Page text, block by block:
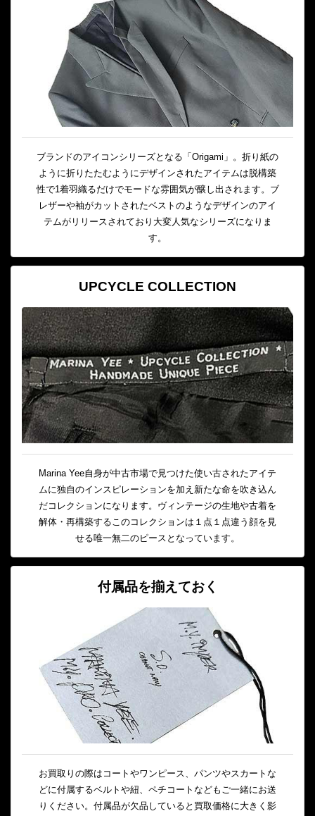
ブランドのアイコンシリーズとなる「Origami」。折り紙の
ように折りたたむようにデザインされたアイテムは脱構築
性で1着羽織るだけでモードな雰囲気が醸し出されます。ブ
レザーや袖がカットされたベストのようなデザインのアイ
テムがリリースされており大変人気なシリーズになりま
す。
UPCYCLE COLLECTION
Marina Yee自身が中古市場で見つけた使い古されたアイテ
ムに独自のインスピレーションを加え新たな命を吹き込ん
だコレクションになります。ヴィンテージの生地や古着を
解体・再構築するこのコレクションは１点１点違う顔を見
せる唯一無二のピースとなっています。
付属品を揃えておく
お買取りの際はコートやワンピース、パンツやスカートな
どに付属するベルトや紐、ペチコートなどもご一緒にお送
りください。付属品が欠品していると買取価格に大きく影